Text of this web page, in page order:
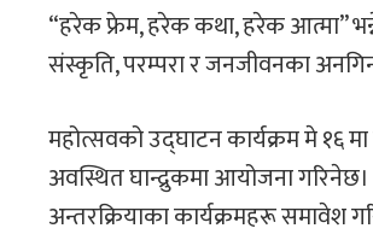
“हरेक फ्रेम, हरेक कथा, हरेक आत्मा”
संस्कृति, परम्परा र जनजीवनका
महोत्सवको उद्घाटन कार्यक्रम मे १६
अवस्थित घान्द्रुकमा आयोजना
अन्तरक्रियाका कार्यक्रमहरू समावेश